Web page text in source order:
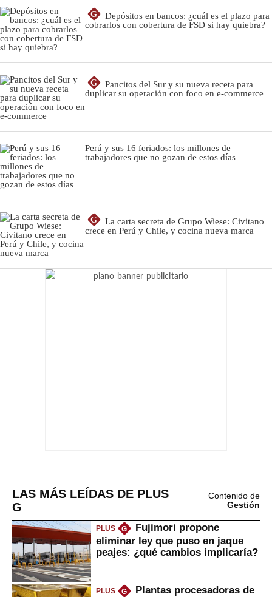
G
Depósitos en bancos: ¿cuál es el plazo para
cobrarlos con cobertura de FSD si hay quiebra?
G
Pancitos del Sur y su nueva receta para
duplicar su operación con foco en e-commerce
Perú y sus 16 feriados: los millones de
trabajadores que no gozan de estos días
G
La carta secreta de Grupo Wiese: Civitano
crece en Perú y Chile, y cocina nueva marca
LAS MÁS LEÍDAS DE PLUS
G
Contenido de
Gestión
PLUS G
Fujimori propone
eliminar ley que puso en jaque
peajes: ¿qué cambios implicaría?
PLUS G
Plantas procesadoras de